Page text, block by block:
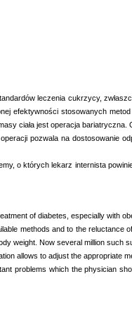
leczenia cukrzycy,
efektywności stosowanych
ciała jest operacja
pozwala na dostosowanie
o których lekarz internista
of diabetes, especially with
methods and to the reluctance
weight. Now several million such
allows to adjust the appropriate
problems which the physician